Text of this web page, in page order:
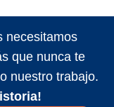
necesitamos
que nunca te
nuestro trabajo.